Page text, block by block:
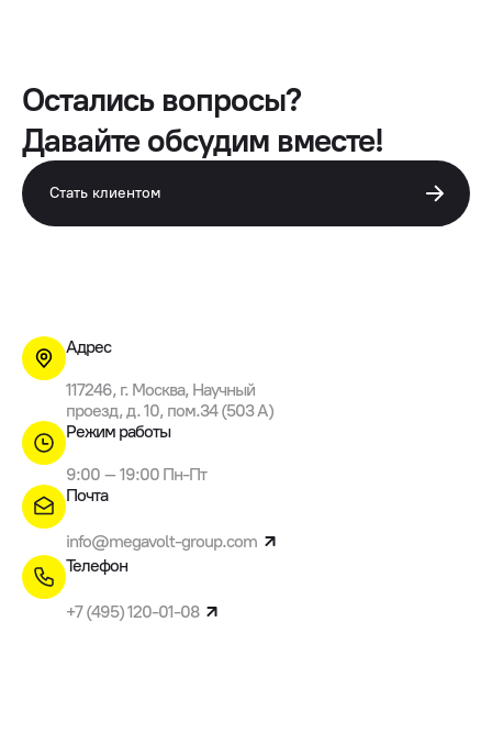
Остались вопросы?
Давайте обсудим вместе!
Стать клиентом
Адрес
117246, г. Москва, Научный
проезд, д. 10, пом.34 (503 A)
Режим работы
9:00 – 19:00 Пн-Пт
Почта
info@megavolt-group.com
Телефон
+7 (495) 120-01-08